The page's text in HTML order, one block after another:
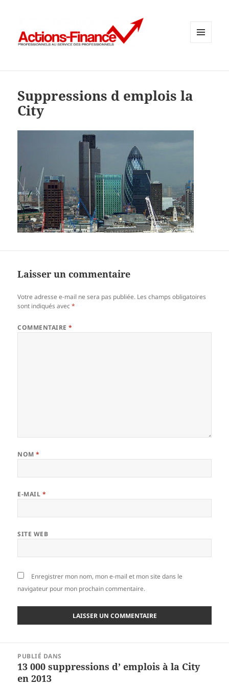
Suppressions d emplois la
City
Laisser un commentaire
Votre adresse e-mail ne sera pas publiée. Les champs obligatoires
sont indiqués avec*
COMMENTAIRE*
NOM*
E-MAIL *
SITE WEB
Enregistrer mon nom, mon e-mail et mon site dans le
navigateur pour mon prochain commentaire.
l’article
PUBLIÉ DANS
13 000 suppressions d’ emplois à la City
en 2013